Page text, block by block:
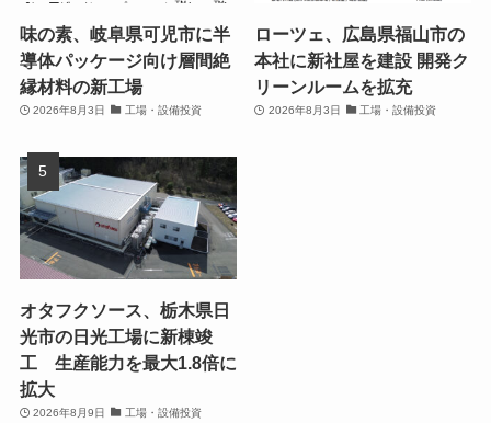
味の素、岐阜県可児市に半
導体パッケージ向け層間絶
縁材料の新工場
2026年8月3日 工場・設備投資
ローツェ、広島県福山市の
本社に新社屋を建設 開発ク
リーンルームを拡充
2026年8月3日 工場・設備投資
オタフクソース、栃木県日
光市の日光工場に新棟竣
工 生産能力を最大1.8倍に
拡大
2026年8月9日 工場・設備投資